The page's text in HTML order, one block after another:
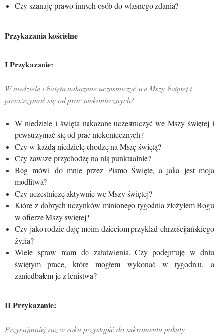
Czy szanuję prawo innych osób do własnego zdania?
Przykazania kościelne
I Przykazanie:
W niedziele i święta nakazane uczestniczyć we Mszy świętej i
powstrzymać się od prac niekoniecznych?
W niedziele i święta nakazane uczestniczyć we Mszy świętej i
powstrzymać się od prac niekoniecznych?
Czy w każdą niedzielę chodzę na Mszę świętą?
Czy zawsze przychodzę na nią punktualnie?
Bóg mówi do mnie przez Pismo Święte, a jaka jest moja
modlitwa?
Czy uczestniczę aktywnie we Mszy świętej?
Które z dobrych uczynków minionego tygodnia złożyłem Bogu
w ofierze Mszy świętej?
Czy jako rodzic daję moim dzieciom przykład chrześcijańskiego
życia?
Wiele spraw mam do załatwienia. Czy podejmuję w dniu
świętym prace, które mogłem wykonać w tygodniu, a
zaniedbałem je z lenistwa?
II Przykazanie:
Przynajmniej raz w roku przystąpić do sakramentu pokuty